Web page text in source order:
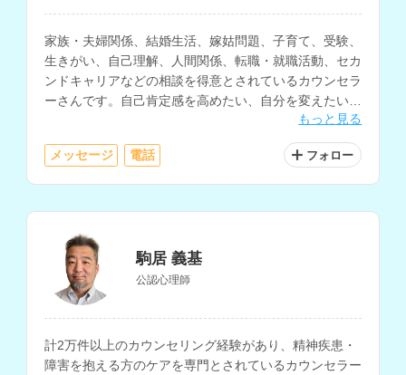
家族・夫婦関係、結婚生活、嫁姑問題、子育て、受験、
生きがい、自己理解、人間関係、転職・就職活動、セカ
ンドキャリアなどの相談を得意とされているカウンセラ
ーさんです。自己肯定感を高めたい、自分を変えたいと
いった相談や、発達障害の相談などにも対応されていま
もっと見る
メッセージ 電話 フォロー
駒居 義基
公認心理師
計2万件以上のカウンセリング経験があり、精神疾患・
障害を抱える方のケアを専門とされているカウンセラー